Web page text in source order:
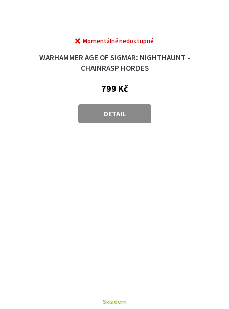
WARHAMMER AGE OF SIGMAR: NIGHTHAUNT -
CHAINRASP HORDES
Momentálně nedostupné
799 Kč
DETAIL
Skladem